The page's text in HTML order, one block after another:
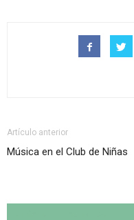
Artículo anterior
Música en el Club de Niñas